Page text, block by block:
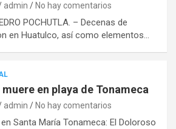
admin No hay comentarios
POCHUTLA. – Decenas de
en Huatulco, así como elementos…
en playa de Tonameca
admin No hay comentarios
Santa María Tonameca: El Doloroso